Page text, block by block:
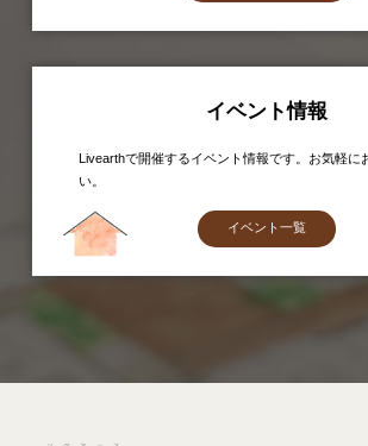
イベント情報
Livearthで開催するイベント情報です。お気軽に
い。
イベント一覧